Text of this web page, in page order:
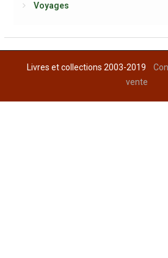
Voyages
Livres et collections 2003-2019
vente